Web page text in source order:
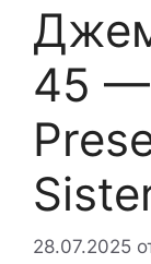
45 —
28.07.2025